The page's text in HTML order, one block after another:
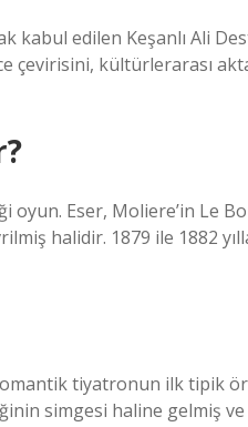
kabul edilen Keşanlı Ali
çevirisini, kültürlerarası
oyun. Eser, Moliere’in Le
halidir. 1879 ile 1882
tiyatronun ilk tipik
simgesi haline gelmiş ve